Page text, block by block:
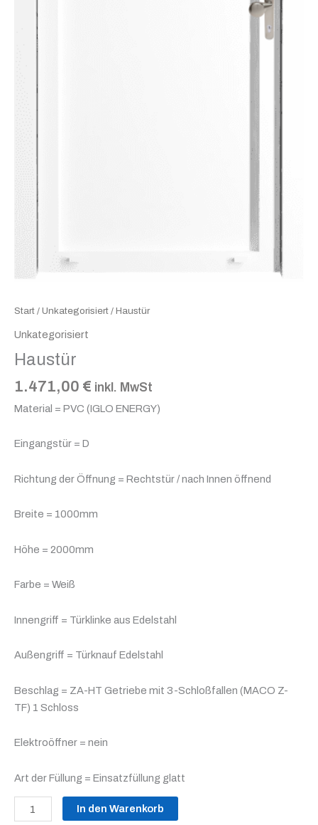
Start / Unkategorisiert / Haustür
Unkategorisiert
Haustür
1.471,00 € inkl. MwSt
Material = PVC (IGLO ENERGY)
Eingangstür = D
Richtung der Öffnung = Rechtstür / nach Innen öffnend
Breite = 1000mm
Höhe = 2000mm
Farbe = Weiß
Innengriff = Türklinke aus Edelstahl
Außengriff = Türknauf Edelstahl
Beschlag = ZA-HT Getriebe mit 3-Schloßfallen (MACO Z-
TF) 1 Schloss
Elektroöffner = nein
Art der Füllung = Einsatzfüllung glatt
In den Warenkorb